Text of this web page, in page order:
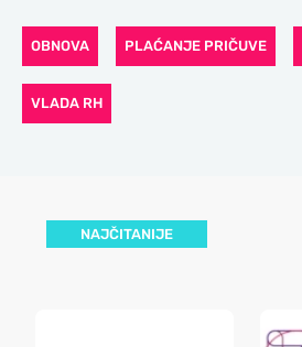
OBNOVA PLAĆANJE PRIČUVE
VLADA RH
NAJČITANIJE